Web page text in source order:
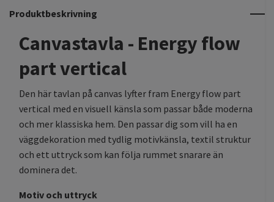
Produktbeskrivning
Canvastavla - Energy flow
part vertical
Den här tavlan på canvas lyfter fram Energy flow part
vertical med en visuell känsla som passar både moderna
och mer klassiska hem. Den passar dig som vill ha en
väggdekoration med tydlig motivkänsla, textil struktur
och ett uttryck som kan följa rummet snarare än
dominera det.
Motiv och uttryck